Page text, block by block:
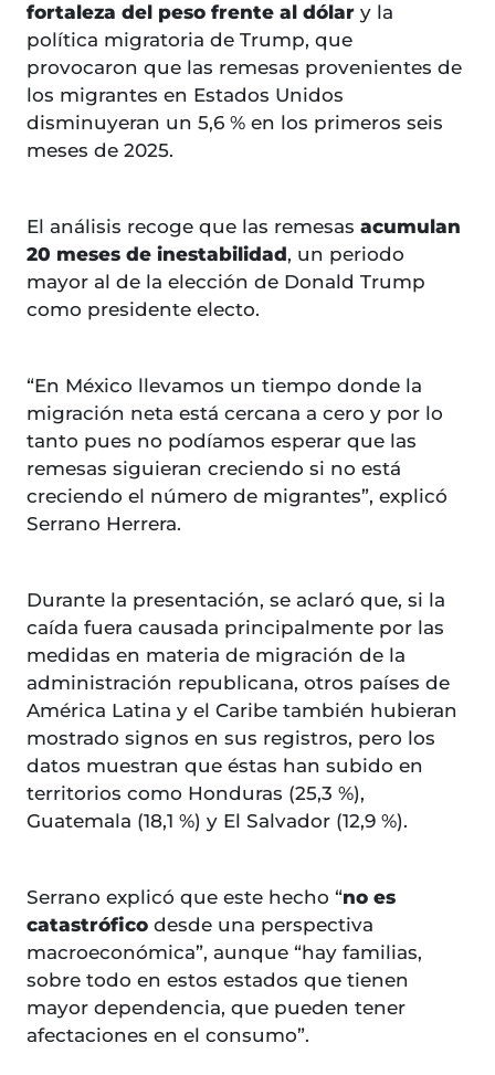
fortaleza del peso frente al dólar y la
política migratoria de Trump, que
provocaron que las remesas provenientes de
los migrantes en Estados Unidos
disminuyeran un 5,6 % en los primeros seis
meses de 2025.
El análisis recoge que las remesas acumulan
20 meses de inestabilidad, un periodo
mayor al de la elección de Donald Trump
como presidente electo.
“En México llevamos un tiempo donde la
migración neta está cercana a cero y por lo
tanto pues no podíamos esperar que las
remesas siguieran creciendo si no está
creciendo el número de migrantes”, explicó
Serrano Herrera.
Durante la presentación, se aclaró que, si la
caída fuera causada principalmente por las
medidas en materia de migración de la
administración republicana, otros países de
América Latina y el Caribe también hubieran
mostrado signos en sus registros, pero los
datos muestran que éstas han subido en
territorios como Honduras (25,3 %),
Guatemala (18,1 %) y El Salvador (12,9 %).
Serrano explicó que este hecho “no es
catastrófico desde una perspectiva
macroeconómica”, aunque “hay familias,
sobre todo en estos estados que tienen
mayor dependencia, que pueden tener
afectaciones en el consumo”.